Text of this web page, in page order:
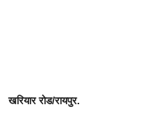
खरियार रोड/रायपुर.